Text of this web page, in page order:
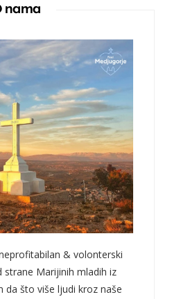
nama
& volonterski
strane Marijinih mladih iz
da što više ljudi kroz naše